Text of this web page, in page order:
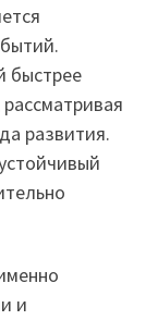
быстрее
развития.
и